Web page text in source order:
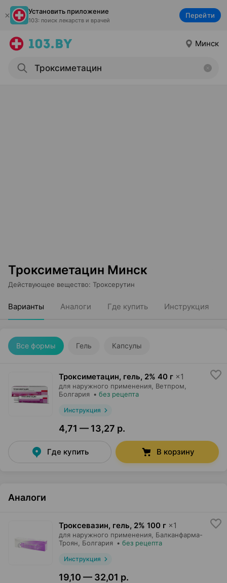
Установить приложение
103: поиск лекарств и врачей
Перейти
Минск
Троксиметацин Минск
Действующее вещество: Троксерутин
Варианты Аналоги Где купить Инструкция
Все формы Гель Капсулы
Троксиметацин, гель, 2% 40 г ×1
для наружного применения, Ветпром
Болгария • без рецепта
Инструкция
4,71 — 13,27 р.
Где купить В корзину
Аналоги
Троксевазин, гель, 2% 100 г ×1
для наружного применения, Балканфарма-
Троян , Болгария • без рецепта
Инструкция
19,10 — 32,01 р.